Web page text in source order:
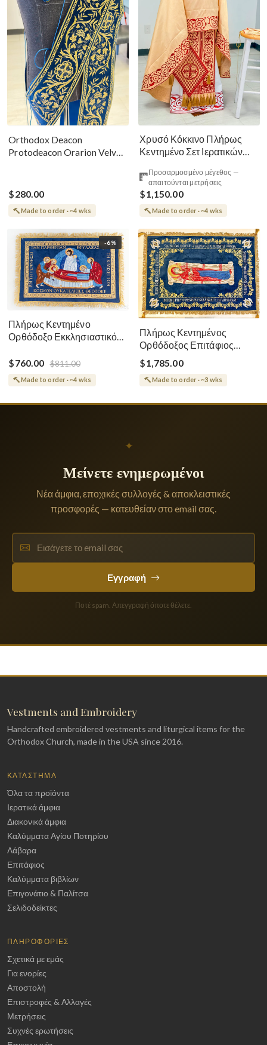
Orthodox Deacon
Protodeacon Orarion Velvet
$280.00
Made to order · ~4 wks
Χρυσό Κόκκινο Πλήρως
Κεντημένο Σετ Ιερατικών
Προσαρμοσμένο μέγεθος —
απαιτούνται μετρήσεις
$1,150.00
Made to order · ~4 wks
-6%
Πλήρως Κεντημένο
Ορθόδοξο Εκκλησιαστικό
Θεοτόκου
$760.00 $811.00
Made to order · ~4 wks
Πλήρως Κεντημένος
Ορθόδοξος Επιτάφιος
Κοίμησης
$1,785.00
Made to order · ~3 wks
✦
Μείνετε ενημερωμένοι
Νέα άμφια, εποχικές συλλογές & αποκλειστικές
προσφορές — κατευθείαν στο email σας.
Εγγραφή
Ποτέ spam. Απεγγραφή όποτε θέλετε.
Vestments and Embroidery
Handcrafted embroidered vestments and liturgical items for the
Orthodox Church, made in the USA since 2016.
ΚΑΤΆΣΤΗΜΑ
Όλα τα προϊόντα
Ιερατικά άμφια
Διακονικά άμφια
Καλύμματα Αγίου Ποτηρίου
Λάβαρα
Επιτάφιος
Καλύμματα βιβλίων
Επιγονάτιο & Παλίτσα
Σελιδοδείκτες
ΠΛΗΡΟΦΟΡΊΕΣ
Σχετικά με εμάς
Για ενορίες
Αποστολή
Επιστροφές & Αλλαγές
Μετρήσεις
Συχνές ερωτήσεις